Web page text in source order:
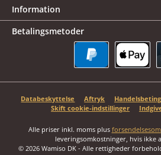
Information
Betalingsmetoder
Databeskyttelse Aftryk
Skift cookie-indstillinger
Alle priser inkl. moms plus
leveringsomkostninger, hvis ikke
© 2026 Wamiso DK - Alle rettigheder